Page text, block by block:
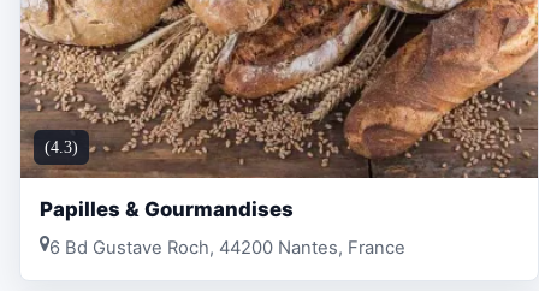
(4.3)
Papilles & Gourmandises
6 Bd Gustave Roch, 44200 Nantes, France